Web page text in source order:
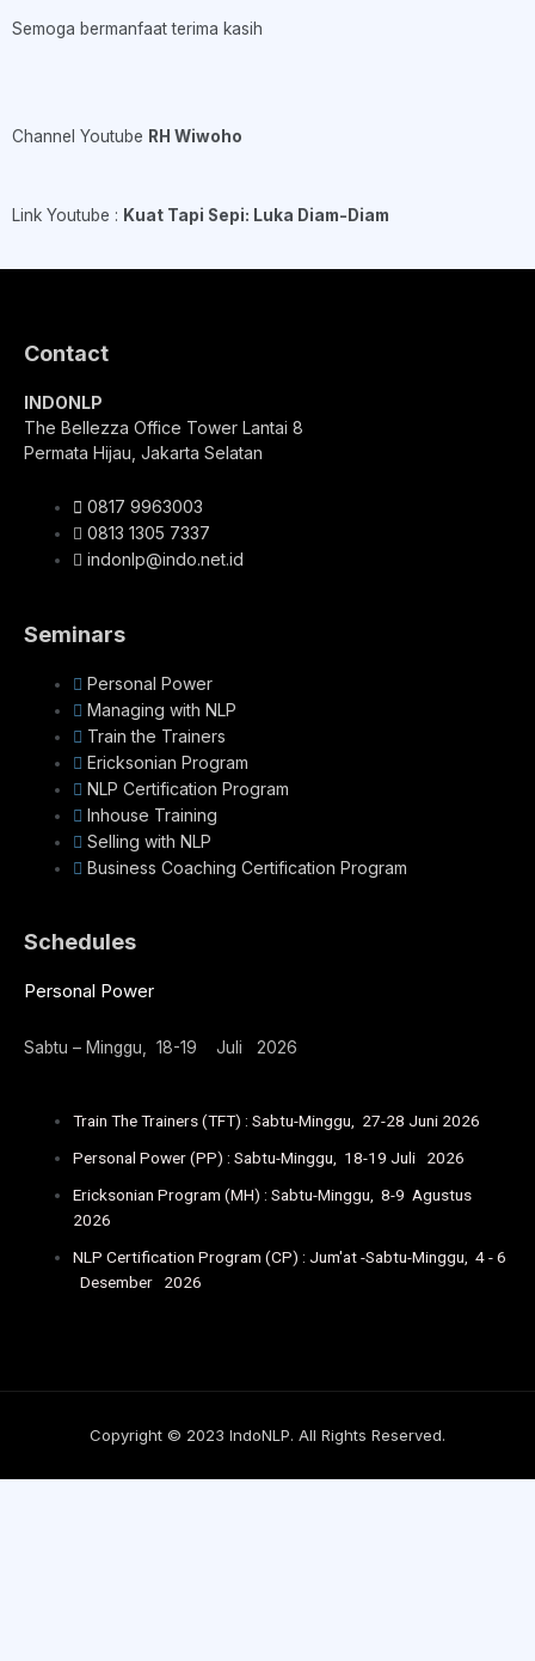
Semoga bermanfaat terima kasih
Channel Youtube RH Wiwoho
Link Youtube : Kuat Tapi Sepi: Luka Diam-Diam
Contact
INDONLP
The Bellezza Office Tower Lantai 8
Permata Hijau, Jakarta Selatan
0817 9963003
0813 1305 7337
indonlp@indo.net.id
Seminars
Personal Power
Managing with NLP
Train the Trainers
Ericksonian Program
NLP Certification Program
Inhouse Training
Selling with NLP
Business Coaching Certification Program
Schedules
Personal Power
Sabtu – Minggu, 18-19 Juli 2026
Train The Trainers (TFT) : Sabtu-Minggu, 27-28 Juni 2026
Personal Power (PP) : Sabtu-Minggu, 18-19 Juli 2026
Ericksonian Program (MH) : Sabtu-Minggu, 8-9 Agustus
2026
NLP Certification Program (CP) : Jum'at -Sabtu-Minggu, 4 - 6
Desember 2026
Copyright © 2023 IndoNLP. All Rights Reserved.